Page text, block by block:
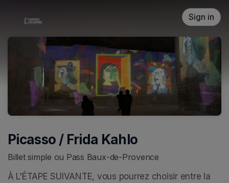
Sign in
Picasso / Frida Kahlo
Billet simple ou Pass Baux-de-Provence
À L'ÉTAPE SUIVANTE, vous pourrez choisir entre la